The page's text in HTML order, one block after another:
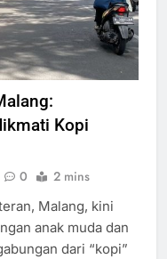
Kopi
0 2 mins
Malang, kini
anak muda dan
dari “kopi”